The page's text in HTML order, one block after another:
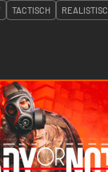
TACTISCH